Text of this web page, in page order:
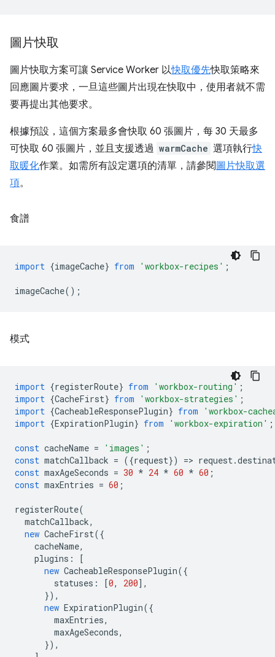
圖片快取
圖片快取方案可讓 Service Worker 以快取優先快取策略來
回應圖片要求，一旦這些圖片出現在快取中，使用者就不需
要再提出其他要求。
根據預設，這個方案最多會快取 60 張圖片，每 30 天最多
可快取 60 張圖片，並且支援透過 warmCache 選項執行快
取暖化作業。如需所有設定選項的清單，請參閱 圖片快取選
項。
食譜
import {imageCache} from 'workbox-recipes' ;
imageCache();
模式
import {registerRoute} from 'workbox-routing' ;
import {CacheFirst} from 'workbox-strategies' ;
import {CacheableResponsePlugin} from
'workbox-
import {ExpirationPlugin} from 'workbox-expiration' ;
const cacheName = 'images' ;
const matchCallback = ({request}) => request.
const maxAgeSeconds = 30 * 24 * 60 * 60 ;
const maxEntries = 60 ;
registerRoute(
matchCallback,
new CacheFirst({
cacheName,
plugins :
[
new CacheableResponsePlugin({
statuses : [0, 200],
}),
new ExpirationPlugin({
maxEntries,
maxAgeSeconds,
}),